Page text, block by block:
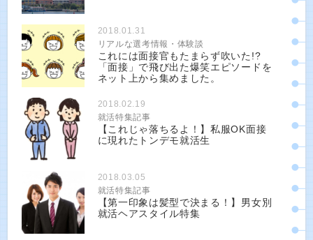
2018.01.31
リアルな選考情報・体験談
これには面接官もたまらず吹いた!?
「面接」で飛び出た爆笑エピソードを
ネット上から集めました。
2018.02.19
就活特集記事
【これじゃ落ちるよ！】私服OK面接
に現れたトンデモ就活生
2018.03.05
就活特集記事
【第一印象は髪型で決まる！】男女別
就活ヘアスタイル特集